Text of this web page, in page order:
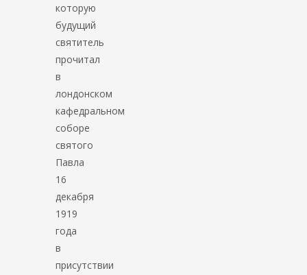
которую
будущий
святитель
прочитал
в
лондонском
кафедральном
соборе
святого
Павла
16
декабря
1919
года
в
присутствии